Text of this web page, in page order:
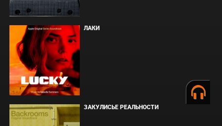
ЛАКИ
ЗАКУЛИСЬЕ РЕАЛЬНОСТИ